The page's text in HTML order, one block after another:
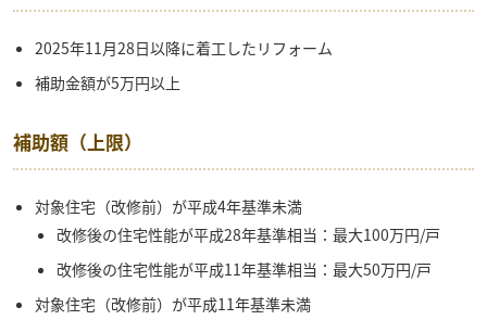
2025年11月28日以降に着工したリフォーム
補助金額が5万円以上
補助額（上限）
対象住宅（改修前）が平成4年基準未満
改修後の住宅性能が平成28年基準相当：最大100万円/戸
改修後の住宅性能が平成11年基準相当：最大50万円/戸
対象住宅（改修前）が平成11年基準未満